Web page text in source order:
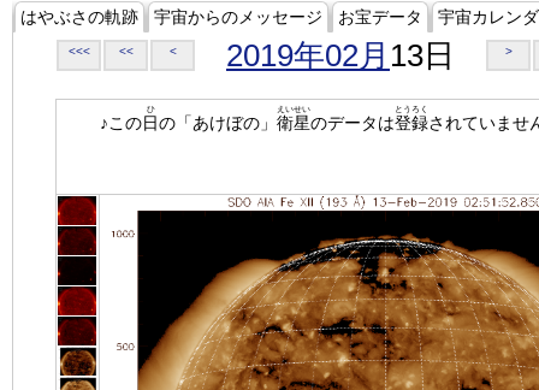
はやぶさの軌跡 宇宙からのメッセージ お宝データ 宇宙カレン
<<< << < 2019年02月 13日 >
♪この日
ひ
の「あけぼの」 衛星
えいせい
のデータは登録
とうろく
されていませ